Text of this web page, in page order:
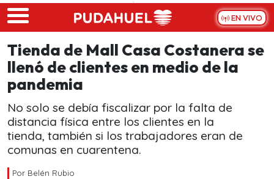
Skip to main content
EN VIVO
Tienda de Mall Casa Costanera se
llenó de clientes en medio de la
pandemia
No solo se debía fiscalizar por la falta de
distancia física entre los clientes en la
tienda, también si los trabajadores eran de
comunas en cuarentena.
Por Belén Rubio